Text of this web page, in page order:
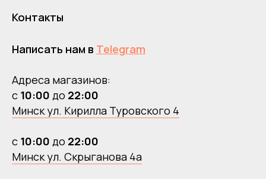
Контакты
Написать нам в Telegram
Адреса магазинов:
с 10:00 до 22:00
Минск ул. Кирилла Туровского 4
с 10:00 до 22:00
Минск ул. Скрыганова 4а